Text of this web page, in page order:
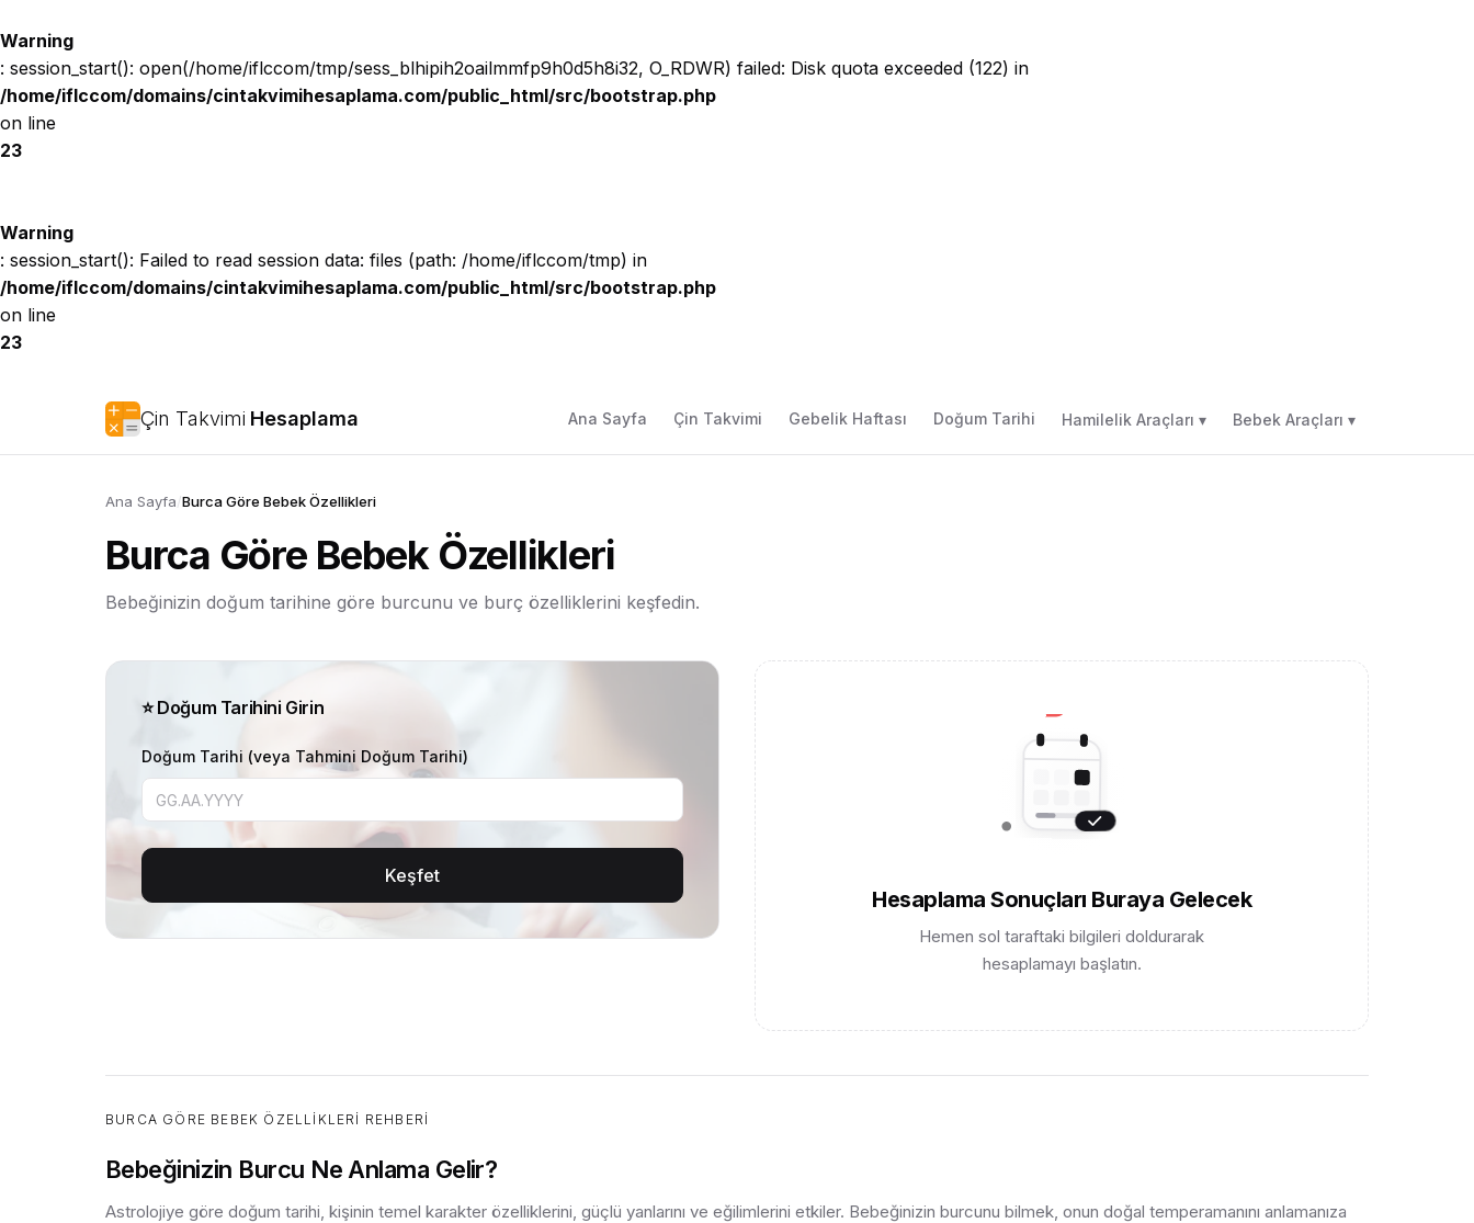
Warning
: session_start(): open(/home/iflccom/tmp/sess_blhipih2oailmmfp9h0d5h8i32, O_RDWR) failed: Disk quota exceeded (122) in
/home/iflccom/domains/cintakvimihesaplama.com/public_html/src/bootstrap.php
on line
23
Warning
: session_start(): Failed to read session data: files (path: /home/iflccom/tmp) in
/home/iflccom/domains/cintakvimihesaplama.com/public_html/src/bootstrap.php
on line
23
Çin Takvimi Hesaplama Ana Sayfa Çin Takvimi Gebelik Haftası Doğum Tarihi Hamilelik Araçları ▾ Bebek Araçları ▾
Ana Sayfa/Burca Göre Bebek Özellikleri
Burca Göre Bebek Özellikleri
Bebeğinizin doğum tarihine göre burcunu ve burç özelliklerini keşfedin.
⭐ Doğum Tarihini Girin
Doğum Tarihi (veya Tahmini Doğum Tarihi)
Keşfet
Hesaplama Sonuçları Buraya Gelecek
Hemen sol taraftaki bilgileri doldurarak
hesaplamayı başlatın.
BURCA GÖRE BEBEK ÖZELLIKLERI REHBERI
Bebeğinizin Burcu Ne Anlama Gelir?
Astrolojiye göre doğum tarihi, kişinin temel karakter özelliklerini, güçlü yanlarını ve eğilimlerini etkiler. Bebeğinizin burcunu bilmek, onun doğal temperamanını anlamanıza